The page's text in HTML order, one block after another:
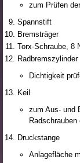
zum Prüfen
Spannstift
Bremsträger
Torx-Schraube, 8
Radbremszylinder
Dichtigkeit
Keil
zum Aus- und
Druckstange
Anlagefläche